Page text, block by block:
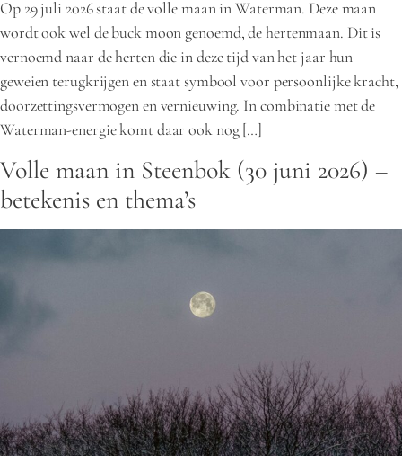
Op 29 juli 2026 staat de volle maan in Waterman. Deze maan
wordt ook wel de buck moon genoemd, de hertenmaan. Dit is
vernoemd naar de herten die in deze tijd van het jaar hun
geweien terugkrijgen en staat symbool voor persoonlijke kracht,
doorzettingsvermogen en vernieuwing. In combinatie met de
Waterman-energie komt daar ook nog […]
Volle maan in Steenbok (30 juni 2026) –
betekenis en thema’s